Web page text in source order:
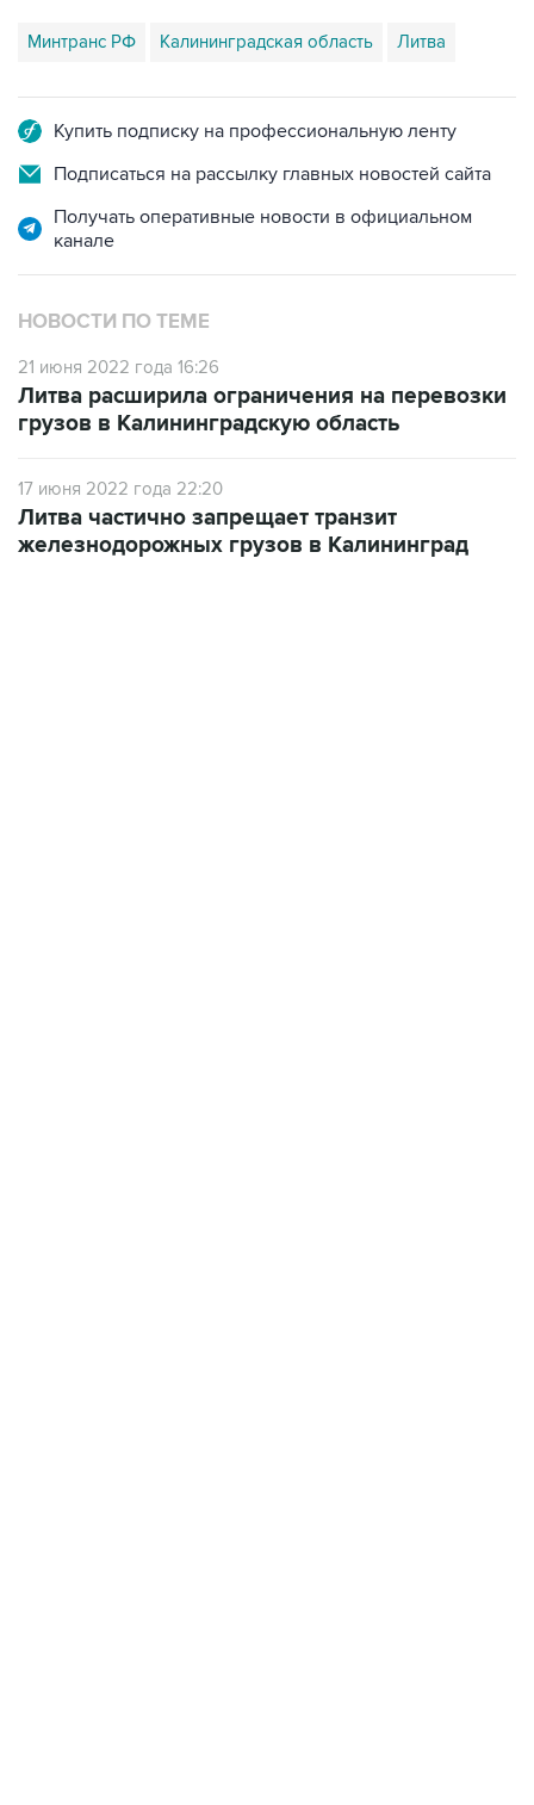
Минтранс РФ Калининградская область Литва
Купить подписку на профессиональную ленту
Подписаться на рассылку главных новостей сайта
Получать оперативные новости в официальном
канале
НОВОСТИ ПО ТЕМЕ
21 июня 2022 года 16:26
Литва расширила ограничения на перевозки
грузов в Калининградскую область
17 июня 2022 года 22:20
Литва частично запрещает транзит
железнодорожных грузов в Калининград